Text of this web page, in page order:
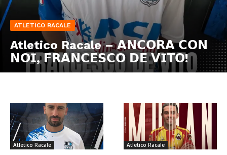
ATLETICO RACALE
Atletico Racale – 𝗔𝗡𝗖𝗢𝗥𝗔 𝗖𝗢𝗡
𝗡𝗢𝗜, 𝗙𝗥𝗔𝗡𝗖𝗘𝗦𝗖𝗢 𝗗𝗘 𝗩𝗜𝗧𝗢!
Atletico Racale Atletico Racale